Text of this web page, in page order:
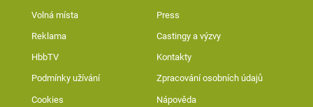
Volná místa Press
Reklama Castingy a výzvy
HbbTV Kontakty
Podmínky užívání Zpracování osobních údajů
Cookies Nápověda